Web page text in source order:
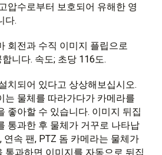
압수로부터 보호되어 유해한 영
다.
회전과 수직 이미지 플립으로
니다. 속도; 초당 116도.
치되어 있다고 상상해보십시오.
는 물체를 따라가다가 카메라를
좋아할 수 있습니다. 이미지 뒤집
통과한 후 물체가 거꾸로 나타납
연속 팬, PTZ 돔 카메라는 물체가
통과하면 이미지를 자동으로 뒤집